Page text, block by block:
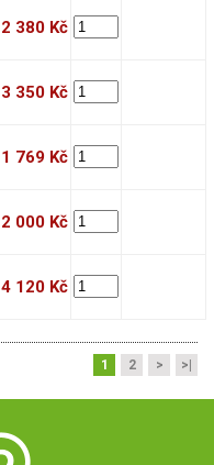
2 380 Kč
3 350 Kč
1 769 Kč
2 000 Kč
4 120 Kč
1 2 > >|